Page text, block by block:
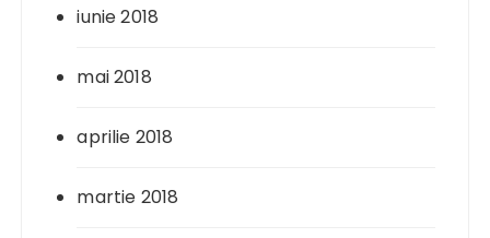
iunie 2018
mai 2018
aprilie 2018
martie 2018